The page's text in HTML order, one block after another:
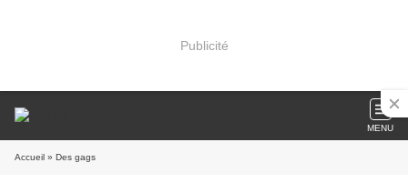
Publicité
MENU
Accueil » Des gags